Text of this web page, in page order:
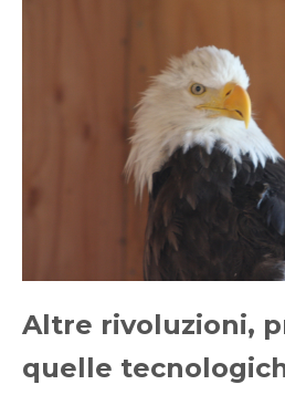
Altre rivoluzioni,
quelle